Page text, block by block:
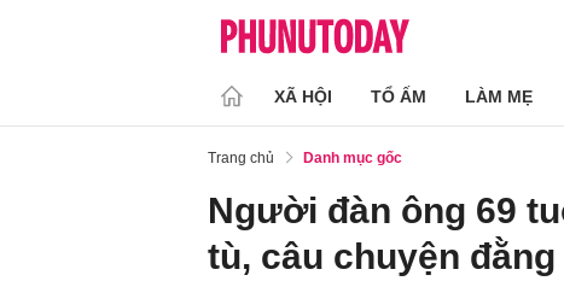
XÃ HỘI TỔ ẤM LÀM MẸ
Trang chủ Danh mục gốc
Người đàn ông 69
tù, câu chuyện